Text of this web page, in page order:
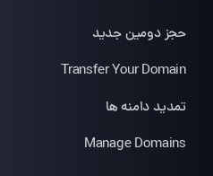
حجز دومين جديد
Transfer Your Domain
تمدید دامنه ها
Manage Domains